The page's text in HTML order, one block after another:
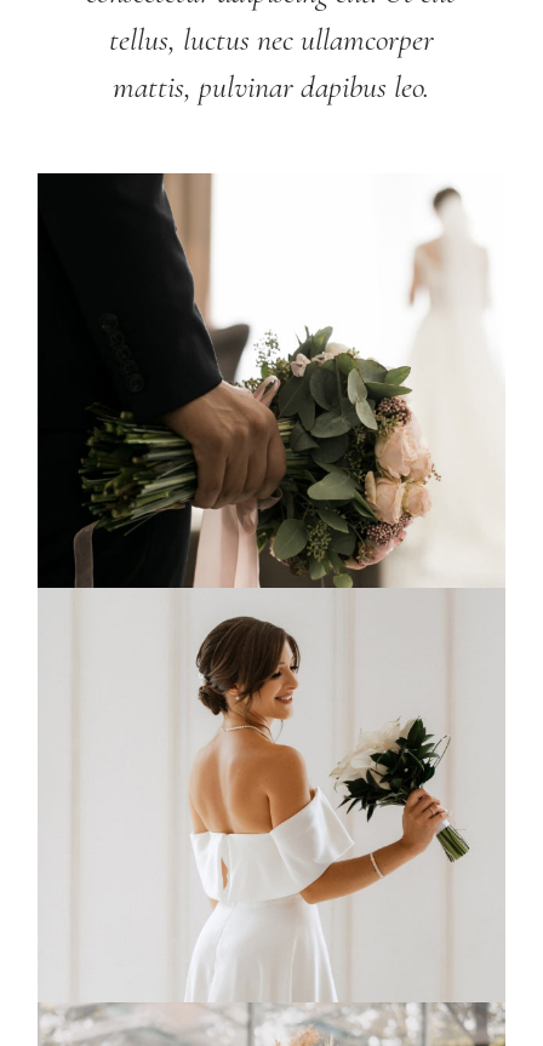
tellus, luctus nec ullamcorper
mattis, pulvinar dapibus leo.